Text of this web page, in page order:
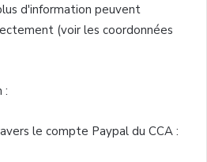
d'information peuvent
(voir les coordonnées
:
le compte Paypal du CCA :